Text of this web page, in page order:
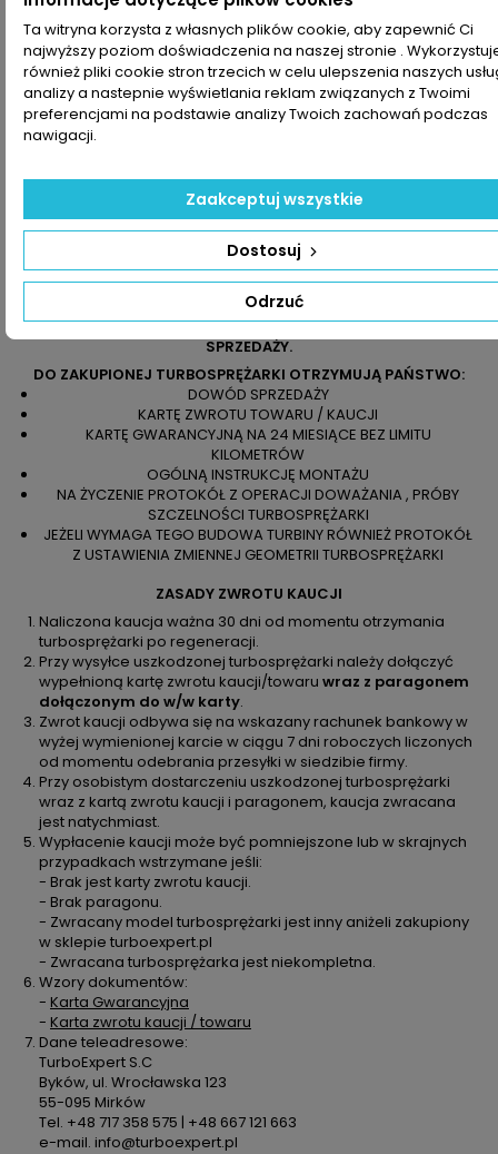
JEŻELI NIE JESTEŚCIE PAŃSTWO PEWNI CO DO WYBRANEGO
PRODUKTU LUB OZNACZENIA Z PAŃSTWA TURBOSPRĘŻARKI
NIE POKRYWAJĄ SIĘ Z NASZYMI ZAPRASZAMY DO KONTAKTU
TELEFONICZNEGO LUB MAILOWEGO Z NASZYM DZIAŁEM
SPRZEDAŻY.
DO ZAKUPIONEJ TURBOSPRĘŻARKI OTRZYMUJĄ PAŃSTWO:
DOWÓD SPRZEDAŻY
KARTĘ ZWROTU TOWARU / KAUCJI
KARTĘ GWARANCYJNĄ NA 24 MIESIĄCE BEZ LIMITU
KILOMETRÓW
OGÓLNĄ INSTRUKCJĘ MONTAŻU
NA ŻYCZENIE PROTOKÓŁ Z OPERACJI DOWAŻANIA , PRÓBY
SZCZELNOŚCI TURBOSPRĘŻARKI
JEŻELI WYMAGA TEGO BUDOWA TURBINY RÓWNIEŻ PROTOKÓŁ
Z USTAWIENIA ZMIENNEJ GEOMETRII TURBOSPRĘŻARKI
ZASADY ZWROTU KAUCJI
Naliczona kaucja ważna 30 dni od momentu otrzymania
turbosprężarki po regeneracji.
Przy wysyłce uszkodzonej turbosprężarki należy dołączyć
wypełnioną kartę zwrotu kaucji/towaru wraz z paragonem
dołączonym do w/w karty.
Zwrot kaucji odbywa się na wskazany rachunek bankowy w
wyżej wymienionej karcie w ciągu 7 dni roboczych liczonych
od momentu odebrania przesyłki w siedzibie firmy.
Przy osobistym dostarczeniu uszkodzonej turbosprężarki
wraz z kartą zwrotu kaucji i paragonem, kaucja zwracana
jest natychmiast.
Wypłacenie kaucji może być pomniejszone lub w skrajnych
przypadkach wstrzymane jeśli:
- Brak jest karty zwrotu kaucji.
- Brak paragonu.
- Zwracany model turbosprężarki jest inny aniżeli zakupiony
w sklepie turboexpert.pl
- Zwracana turbosprężarka jest niekompletna.
Wzory dokumentów:
- Karta Gwarancyjna
- Karta zwrotu kaucji / towaru
Dane teleadresowe:
TurboExpert S.C
Byków, ul. Wrocławska 123
55-095 Mirków
Tel. +48 717 358 575 | +48 667 121 663
e-mail. info@turboexpert.pl
Ta witryna korzysta z własnych plików cookie, aby zapewnić Ci
najwyższy poziom doświadczenia na naszej stronie .
również pliki cookie stron trzecich w celu ulepszenia naszych
analizy a nastepnie wyświetlania reklam związanych z Twoimi
preferencjami na podstawie analizy Twoich zachowań podczas
nawigacji.
Odrzuć
Dostosuj
Zaakceptuj wszystkie